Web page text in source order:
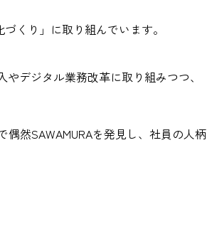
くり」に取り組んでいます。
デジタル業務改革に取り組みつつ、
然SAWAMURAを発見し、社員の人柄